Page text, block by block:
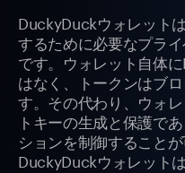
DuckyDuckウォレット
するために必要なプラ
です。ウォレット自体
はなく、トークンはブ
す。その代わり、ウォ
トキーの生成と保護で
ションを制御すること
DuckyDuckウォレット